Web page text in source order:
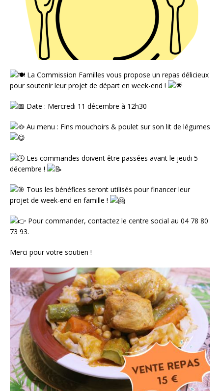
La Commission Familles vous propose un repas délicieux
pour soutenir leur projet de départ en week-end !
Date : Mercredi 11 décembre à 12h30
Au menu : Fins mouchoirs & poulet sur son lit de légumes
Les commandes doivent être passées avant le jeudi 5
décembre !
Tous les bénéfices seront utilisés pour financer leur
projet de week-end en famille !
Pour commander, contactez le centre social au 04 78 80
73 93.
Merci pour votre soutien !